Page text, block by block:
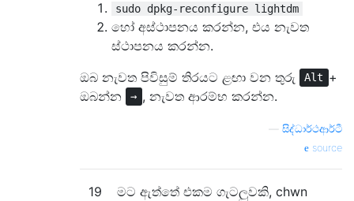
sudo dpkg-reconfigure lightdm
හෝ අස්ථාපනය කරන්න, එය නැවත
ස්ථාපනය කරන්න.
ඔබ නැවත පිවිසුම් තිරයට ළඟා වන තුරු
Alt +
ඔබන්න
→ , නැවත ආරම්භ කරන්න.
සිද්ධාර්ථආර්ටී
source
19
මට ඇත්තේ එකම ගැටලුවකි, chwn